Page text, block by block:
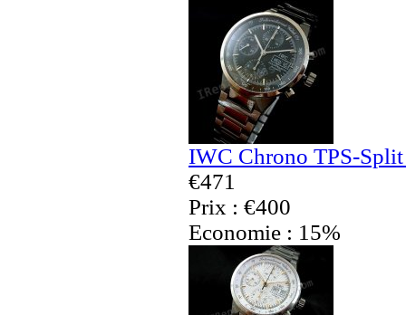
IWC Chrono TPS-Split
€471
Prix : €400
Economie : 15%